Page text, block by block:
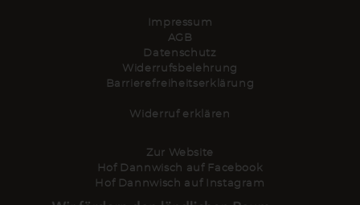
Impressum
AGB
Datenschutz
Widerrufsbelehrung
Barrierefreiheitserklärung
Widerruf erklären
Zur Website
Hof Dannwisch auf Facebook
Hof Dannwisch auf Instagram